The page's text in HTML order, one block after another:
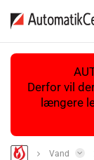
Derfor vil
længere
Vand